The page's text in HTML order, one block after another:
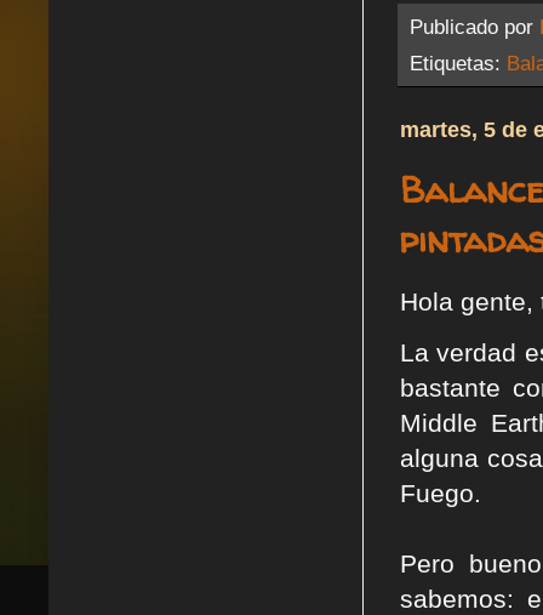
Publicado por
Etiquetas:
martes, 5 de
Hola
La verdad
bastante
Middle
alguna
Fuego.
Pero
sabemos: